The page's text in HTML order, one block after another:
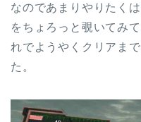
なのであまりやりたく
をちょろっと覗いてみ
れでようやくクリアま
た。